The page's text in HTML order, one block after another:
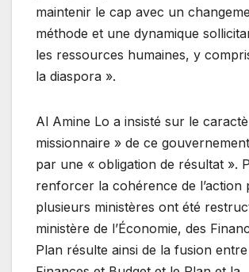
maintenir le cap avec un
méthode et une dynamique
les ressources humaines, y
la diaspora ».
Al Amine Lo a insisté sur le
missionnaire » de ce
par une « obligation de résultat ».
renforcer la cohérence de l’action
plusieurs ministères ont été
ministère de l’Économie, des
Plan résulte ainsi de la fusion